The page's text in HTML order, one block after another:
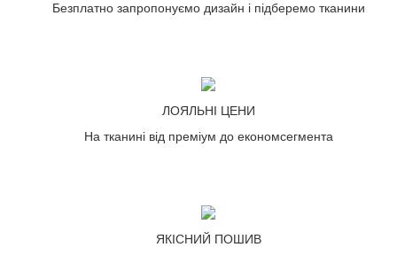
Безплатно запропонуємо дизайн і підберемо тканини
ЛОЯЛЬНІ ЦЕНИ
На тканині від преміум до економсегмента
ЯКІСНИЙ ПОШИВ